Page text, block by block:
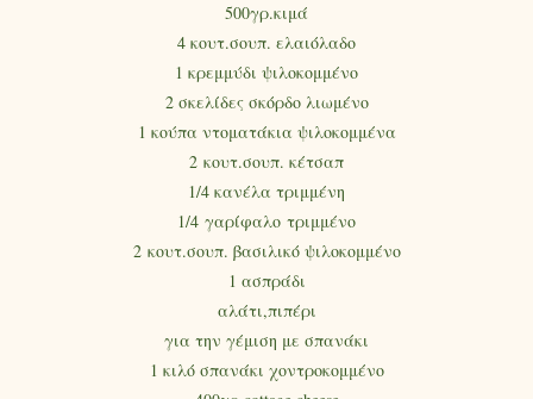
500γρ.κιμά
4 κουτ.σουπ. ελαιόλαδο
1 κρεμμύδι ψιλοκομμένο
2 σκελίδες σκόρδο λιωμένο
1 κούπα ντοματάκια ψιλοκομμένα
2 κουτ.σουπ. κέτσαπ
1/4 κανέλα τριμμένη
1/4 γαρίφαλο τριμμένο
2 κουτ.σουπ. βασιλικό ψιλοκομμένο
1 ασπράδι
αλάτι,πιπέρι
για την γέμιση με σπανάκι
1 κιλό σπανάκι χοντροκομμένο